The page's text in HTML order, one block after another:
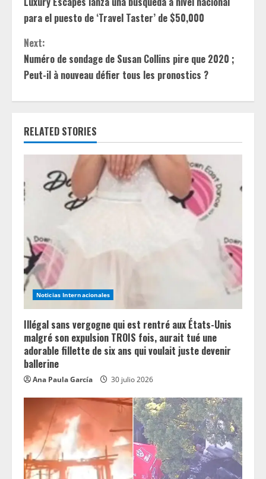
o
n
t
u
R
a
d
i
n
g
para el puesto de ‘Travel Taster’ de $50,000
Next:
Numéro de sondage de Susan Collins pire que 2020 ;
Peut-il à nouveau défier tous les pronostics ?
RELATED STORIES
Noticias Internacionales
Illégal sans vergogne qui est rentré aux États-Unis
malgré son expulsion TROIS fois, aurait tué une
adorable fillette de six ans qui voulait juste devenir
ballerine
Ana Paula García 30 julio 2026